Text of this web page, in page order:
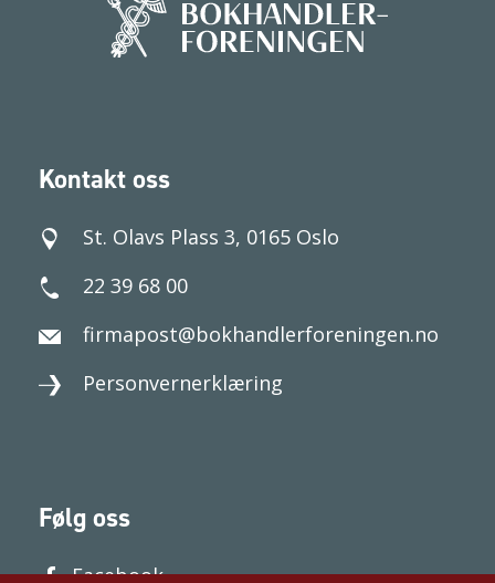
Kontakt oss
St. Olavs Plass 3, 0165 Oslo
22 39 68 00
firmapost@bokhandlerforeningen.no
Personvernerklæring
Følg oss
Facebook